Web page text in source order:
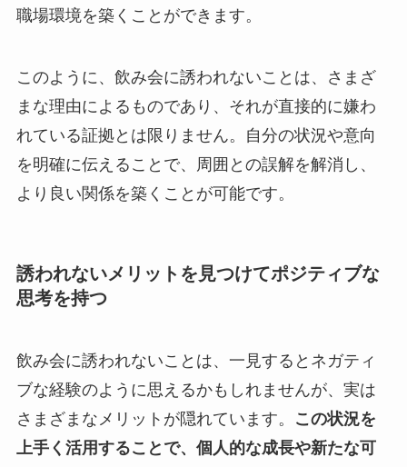
職場環境を築くことができます。
このように、飲み会に誘われないことは、さまざ
まな理由によるものであり、それが直接的に嫌わ
れている証拠とは限りません。自分の状況や意向
を明確に伝えることで、周囲との誤解を解消し、
より良い関係を築くことが可能です。
誘われないメリットを見つけてポジティブな
思考を持つ
飲み会に誘われないことは、一見するとネガティ
ブな経験のように思えるかもしれませんが、実は
さまざまなメリットが隠れています。
この状況を
上手く活用することで、個人的な成長や新たな可